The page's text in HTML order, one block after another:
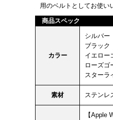
用のベルトとしてお使い
商品スペック
カラー
シルバ
ブラッ
イエロ
ローズ
スター
素材 ステンレ
【Apple